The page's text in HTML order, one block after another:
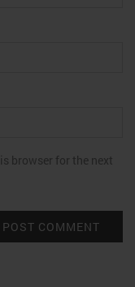
browser for the next